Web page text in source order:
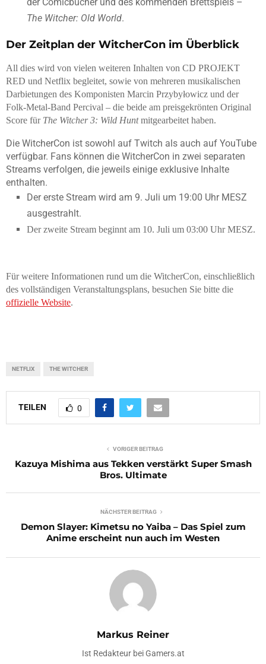
The Witcher: Old World.
Der Zeitplan der WitcherCon im Überblick
All dies wird von vielen weiteren Inhalten von CD PROJEKT
RED und Netflix begleitet, sowie von mehreren musikalischen
Darbietungen des Komponisten Marcin Przybyłowicz und der
Folk-Metal-Band Percival – die beide am preisgekrönten Original
Score für The Witcher 3: Wild Huntmitgearbeitet haben.
Die WitcherCon ist sowohl auf Twitch als auch auf YouTube
verfügbar. Fans können die WitcherCon in zwei separaten
Streams verfolgen, die jeweils einige exklusive Inhalte
enthalten.
Der erste Stream wird am 9. Juli um 19:00 Uhr MESZ
ausgestrahlt.
Der zweite Stream beginnt am 10. Juli um 03:00 Uhr MESZ.
Für weitere Informationen rund um die WitcherCon, einschließlich
des vollständigen Veranstaltungsplans, besuchen Sie bitte die
offizielle Website.
NETFLIX THE WITCHER
TEILEN 0
VORIGER BEITRAG
Kazuya Mishima aus Tekken verstärkt Super Smash
Bros. Ultimate
NÄCHSTER BEITRAG
Demon Slayer: Kimetsu no Yaiba – Das Spiel zum
Anime erscheint nun auch im Westen
Markus Reiner
Ist Redakteur bei Gamers.at